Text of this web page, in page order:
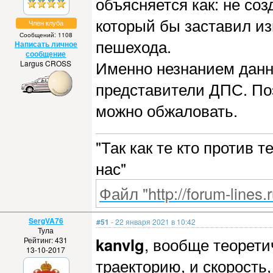
Член клуба
Сообщений: 1108
Написать личное
сообщение
Largus CROSS
который бы заставил
пешехода.
Именно незнанием
представители ДПС.
можно обжаловать.
"Так как те кто против
нас"
Файл "http://forum-
SergVA76
Тула
Рейтинг: 431
13-10-2017
#51 - 22 января 2021 в 10:42
kanvlg, вообще
траекторию, и